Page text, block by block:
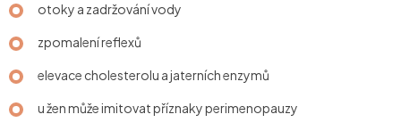
otoky a zadržování vody
zpomalení reflexů
elevace cholesterolu a jaterních enzymů
u žen může imitovat příznaky perimenopauzy